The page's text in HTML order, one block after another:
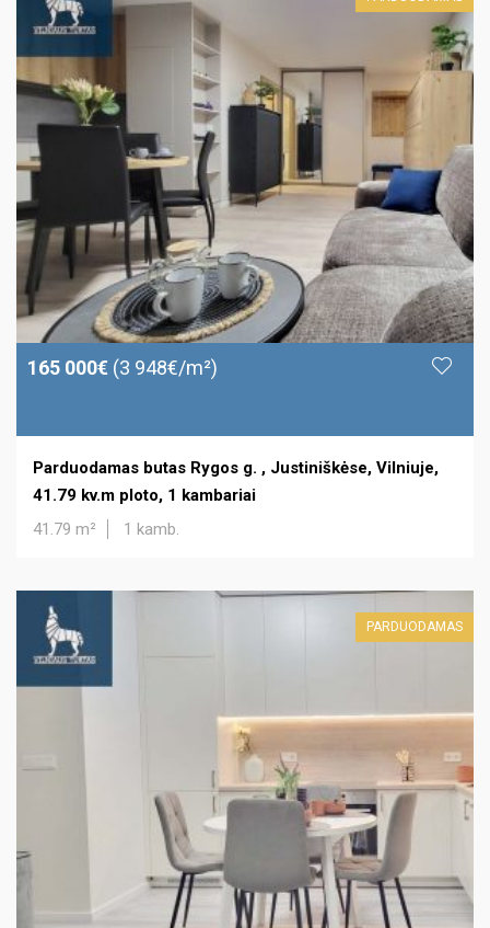
165 000€ (3 948€/m²)
Parduodamas butas Rygos g. , Justiniškėse, Vilniuje,
41.79 kv.m ploto, 1 kambariai
41.79 m²
1 kamb.
PARDUODAMAS